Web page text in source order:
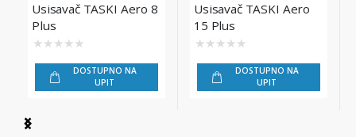
Usisavač TASKI Aero 8
Plus
★ ★ ★ ★ ★
DOSTUPNO NA
UPIT
Usisavač TASKI Aero
15 Plus
★ ★ ★ ★ ★
DOSTUPNO NA
UPIT
Item